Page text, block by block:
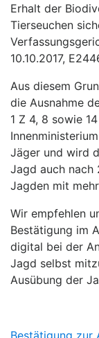
Erhalt der
Tierseuchen
10.10.2017,
Aus diesem
die Ausnahme
1 Z 4, 8 sowie
Jäger und wird
Jagd auch nach
Jagden mit
Wir empfehlen
Bestätigung im
digital bei der
Jagd selbst
Ausübung der
Bestätigung zur